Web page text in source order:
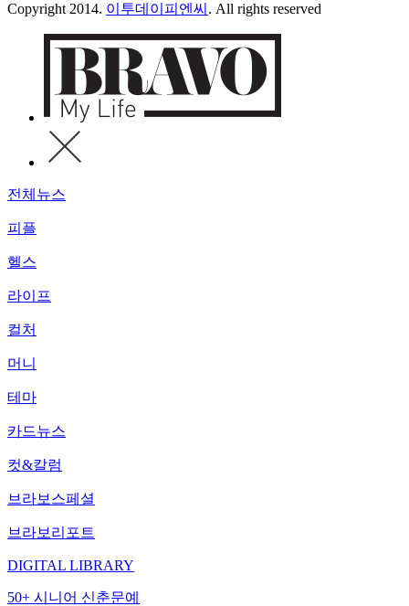
Copyright 2014. 이투데이피엔씨 . All rights reserved
전체뉴스
피플
헬스
라이프
컬처
머니
테마
카드뉴스
컷&칼럼
브라보스페셜
브라보리포트
DIGITAL LIBRARY
50+ 시니어 신춘문예